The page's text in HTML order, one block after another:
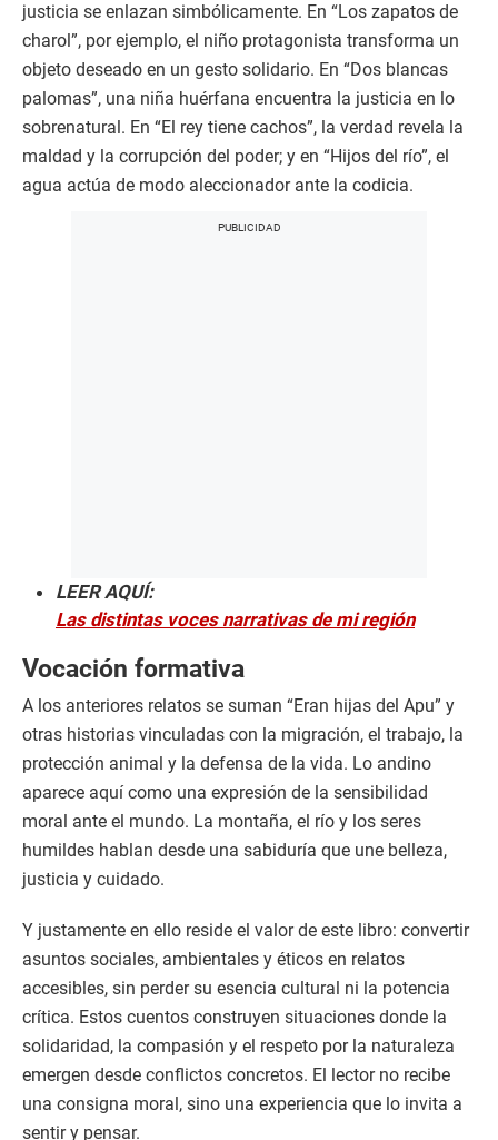
justicia se enlazan simbólicamente. En “Los zapatos de
charol”, por ejemplo, el niño protagonista transforma un
objeto deseado en un gesto solidario. En “Dos blancas
palomas”, una niña huérfana encuentra la justicia en lo
sobrenatural. En “El rey tiene cachos”, la verdad revela la
maldad y la corrupción del poder; y en “Hijos del río”, el
agua actúa de modo aleccionador ante la codicia.
LEER AQUÍ:
Las distintas voces narrativas de mi región
Vocación formativa
A los anteriores relatos se suman “Eran hijas del Apu” y
otras historias vinculadas con la migración, el trabajo, la
protección animal y la defensa de la vida. Lo andino
aparece aquí como una expresión de la sensibilidad
moral ante el mundo. La montaña, el río y los seres
humildes hablan desde una sabiduría que une belleza,
justicia y cuidado.
Y justamente en ello reside el valor de este libro: convertir
asuntos sociales, ambientales y éticos en relatos
accesibles, sin perder su esencia cultural ni la potencia
crítica. Estos cuentos construyen situaciones donde la
solidaridad, la compasión y el respeto por la naturaleza
emergen desde conflictos concretos. El lector no recibe
una consigna moral, sino una experiencia que lo invita a
sentir y pensar.